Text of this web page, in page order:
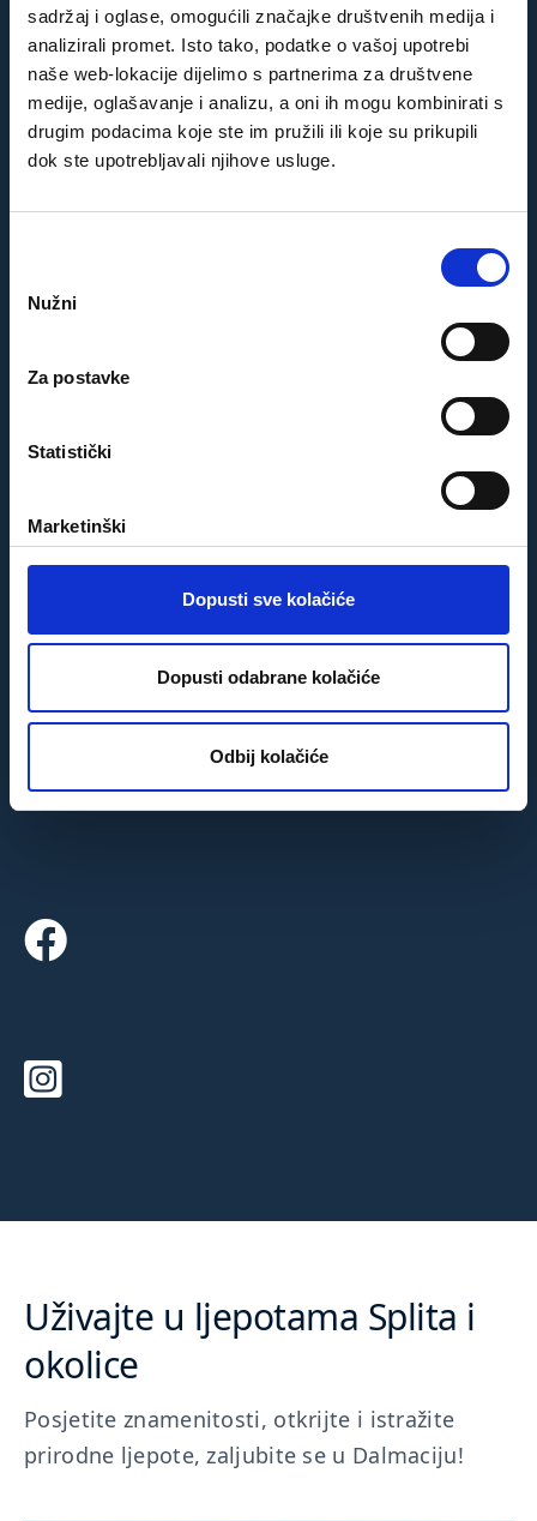
sadržaj i oglase, omogućili značajke društvenih medija i
analizirali promet. Isto tako, podatke o vašoj upotrebi
naše web-lokacije dijelimo s partnerima za društvene
medije, oglašavanje i analizu, a oni ih mogu kombinirati s
drugim podacima koje ste im pružili ili koje su prikupili
dok ste upotrebljavali njihove usluge.
Nužni
Za postavke
Statistički
Marketinški
Dopusti sve kolačiće
Dopusti odabrane kolačiće
Odbij kolačiće
"Proveo sam super odmor u Splitu s obitelji.
Zen apartman je veliki plus našeg odmora.
Bern,
"Blizu plaže, udobno i čisto. Još je ljepše
nego na slikama. Karla je super domaćin.
Doći ćemo ponovno!"
Nicole,Berlin
Uživajte u ljepotama Splita i
okolice
Posjetite znamenitosti, otkrijte i istražite
prirodne ljepote, zaljubite se u Dalmaciju!